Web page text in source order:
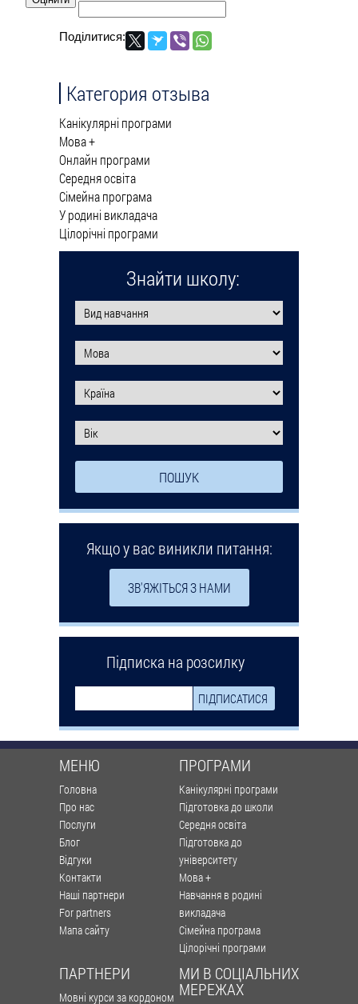
Поділитися:
Категория отзыва
Канікулярні програми
Мова +
Онлайн програми
Середня освіта
Сімейна програма
У родині викладача
Цілорічні програми
Знайти школу:
Якщо у вас виникли питання:
ЗВ'ЯЖІТЬСЯ З НАМИ
Підписка на розсилку
МЕНЮ
Головна
Про нас
Послуги
Блог
Відгуки
Контакти
Наші партнери
For partners
Мапа сайту
ПРОГРАМИ
Канікулярні програми
Підготовка до школи
Середня освіта
Підготовка до
університету
Мова +
Навчання в родині
викладача
Сімейна програма
Цілорічні програми
ПАРТНЕРИ
Мовні курси за кордоном
МИ В СОЦІАЛЬНИХ
МЕРЕЖАХ